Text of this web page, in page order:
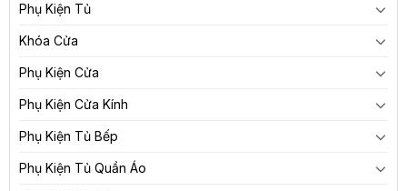
Phụ Kiện Tủ
Khóa Cửa
Phụ Kiện Cửa
Phụ Kiện Cửa Kính
Phụ Kiện Tủ Bếp
Phụ Kiện Tủ Quần Áo